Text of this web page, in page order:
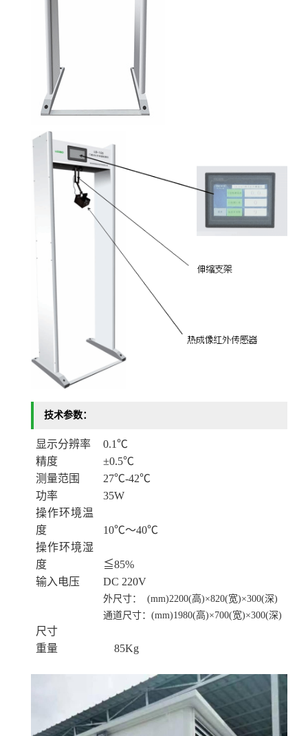
技术参数：
显示分辨率
0.1℃
精度
±0.5℃
测量范围
27℃-42℃
功率
35W
操作环境温
度
10℃～40℃
操作环境湿
度
≦85%
输入电压
DC 220V
尺寸
外尺寸： (mm)2200(高)×820(宽)×300(深)
通道尺寸：(mm)1980(高)×700(宽)×300(深)
重量 85Kg